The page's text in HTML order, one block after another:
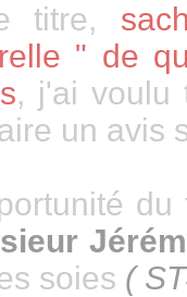
titre,
" de
, j'ai voulu
un avis
soies (